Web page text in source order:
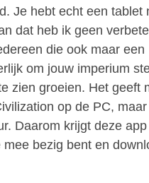
Je hebt echt een tablet
dat heb ik geen
die ook maar
om jouw imperium
zien groeien. Het geeft
op de PC,
Daarom krijgt deze
bezig bent en